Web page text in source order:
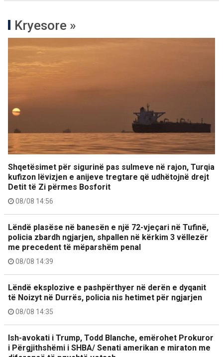
Kryesore »
Shqetësimet për sigurinë pas sulmeve në rajon, Turqia
kufizon lëvizjen e anijeve tregtare që udhëtojnë drejt
Detit të Zi përmes Bosforit
08/08 14:56
Lëndë plasëse në banesën e një 72-vjeçari në Tufinë,
policia zbardh ngjarjen, shpallen në kërkim 3 vëllezër
me precedent të mëparshëm penal
08/08 14:39
Lëndë eksplozive e pashpërthyer në derën e dyqanit
të Noizyt në Durrës, policia nis hetimet për ngjarjen
08/08 14:35
Ish-avokati i Trump, Todd Blanche, emërohet Prokuror
i Përgjithshëmi i SHBA/ Senati amerikan e miraton me